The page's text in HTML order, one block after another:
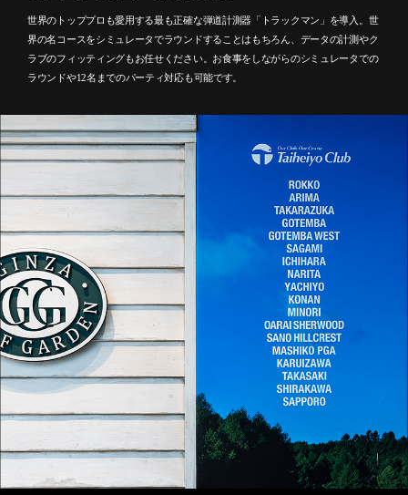
世界のトッププロも愛用する最も正確な弾道計測器「トラックマン」を導入。世
界の名コースをシミュレータでラウンドすることはもちろん、データの計測やク
ラブのフィッティングもお任せください。お食事をしながらのシミュレータでの
ラウンドや12名までのパーティ対応も可能です。